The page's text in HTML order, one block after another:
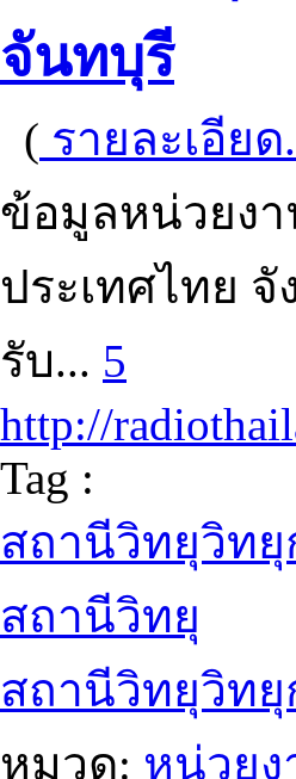
จันทบุรี
( รายละเอียด
ข้อมูลหน่วยงา
ประเทศไทย
รับ... 5
http://
Tag :
สถานีวิทยุวิทยุ
สถานีวิทยุ
สถานีวิทยุวิทยุ
หมวด: หน่วยง